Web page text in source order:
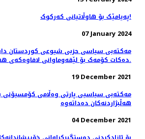
پەیامێک بۆ هاوڵاتیانی کەرکوک!
07 January 2024
مەکتەبی سیاسی حزبی شیوعی کوردستان
دەکات کۆمەک بۆ لێقەوماوانی لافاوەکەی هەولێر کۆبکەنەوە.
19 December 2021
مەكتەبی سیاسیی پارتی وەڵامی كۆمسیۆنی
ھەڵبژاردنەكان دەداتەوە
04 December 2021